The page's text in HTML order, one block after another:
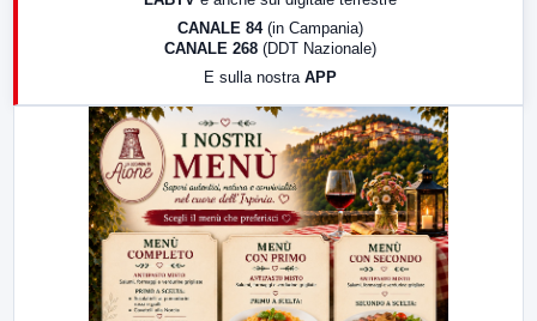
LabNews (replica)
CANALE 84 (in Campania)
CANALE 268 (DDT Nazionale)
E sulla nostra APP